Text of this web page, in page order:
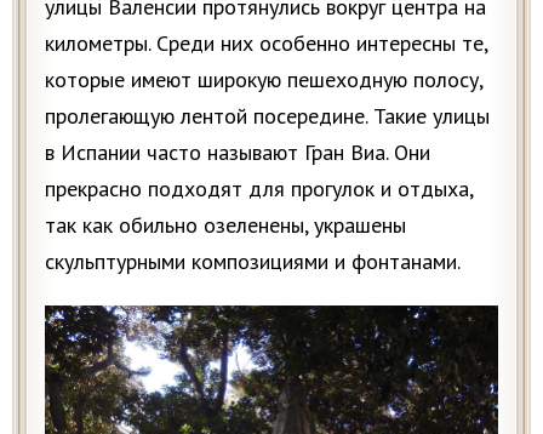
улицы Валенсии протянулись вокруг центра на
километры. Среди них особенно интересны те,
которые имеют широкую пешеходную полосу,
пролегающую лентой посередине. Такие улицы
в Испании часто называют Гран Виа. Они
прекрасно подходят для прогулок и отдыха,
так как обильно озеленены, украшены
скульптурными композициями и фонтанами.